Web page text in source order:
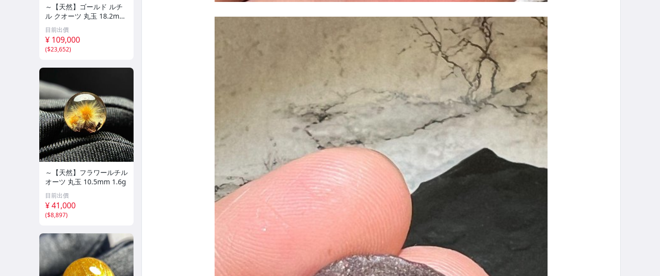
～【天然】ゴールド ルチ
ル クオーツ 丸玉 18.2mm
8.5g
目前出價
¥ 109,000
($23,652)
～【天然】フラワールチル
オーツ 丸玉 10.5mm 1.6g
目前出價
¥ 41,000
($8,897)